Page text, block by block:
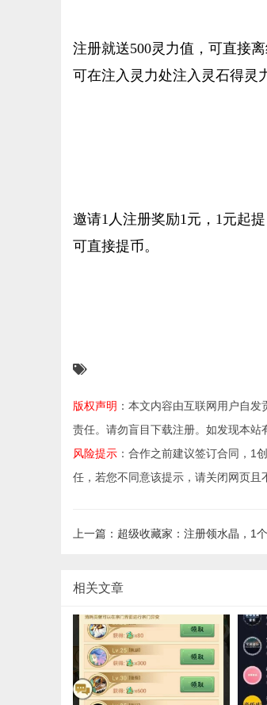
注册就送500灵力值，可直接
可在注入灵力处注入灵石得灵
邀请1人注册奖励1元，1元起
可直接提币。
版权声明 ：本文内容由互联网用户自
责任。请勿盲目下载注册。如发现本站
风险提示 ：合作之前建议签订合同，1
任，若您不同意该提示，请关闭网页且
上一篇：超级收藏家：注册领水晶，1
相关文章